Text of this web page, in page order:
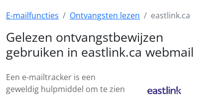
E-mailfuncties Ontvangsten lezen eastlink.ca
Gelezen ontvangstbewijzen
gebruiken in eastlink.ca webmail
Een e-mailtracker is een
geweldig hulpmiddel om te zien